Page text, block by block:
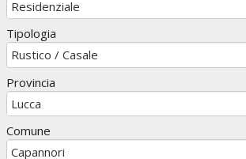
Tipologia
Provincia
Comune